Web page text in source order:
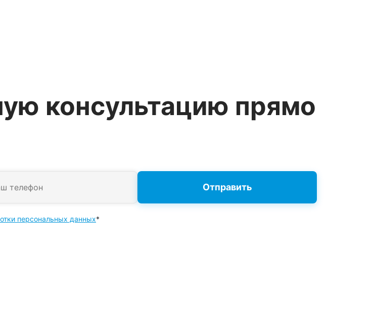
консультацию прямо
персональных данных*